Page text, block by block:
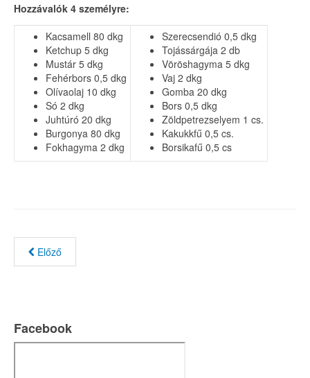
Hozzávalók 4 személyre:
Kacsamell 80 dkg
Ketchup 5 dkg
Mustár 5 dkg
Fehérbors 0,5 dkg
Olívaolaj 10 dkg
Só 2 dkg
Juhtúró 20 dkg
Burgonya 80 dkg
Fokhagyma 2 dkg
Szerecsendió 0,5 dkg
Tojássárgája 2 db
Vöröshagyma 5 dkg
Vaj 2 dkg
Gomba 20 dkg
Bors 0,5 dkg
Zöldpetrezselyem 1 cs.
Kakukkfű 0,5 cs.
Borsikafű 0,5 cs
Előző
Facebook